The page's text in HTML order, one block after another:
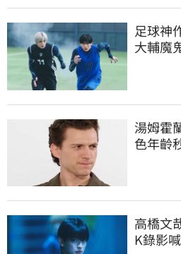
足球神
大輔魔
湯姆霍
色年齡
高橋文
K錄影